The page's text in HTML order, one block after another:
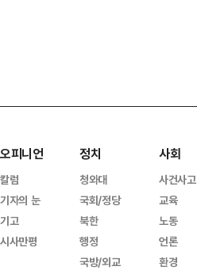
오피니언
칼럼
기자의 눈
기고
시사만평
정치
청와대
국회/정당
북한
행정
국방/외교
사회
사건사고
교육
노동
언론
환경